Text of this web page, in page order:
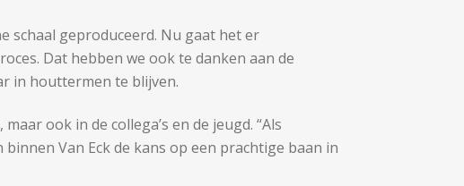
schaal geproduceerd. Nu gaat het er
Dat hebben we ook te danken aan de
in houttermen te blijven.
ook in de collega’s en de jeugd. “Als
Van Eck de kans op een prachtige baan in